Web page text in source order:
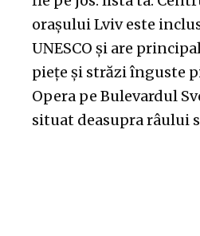
orașului Lviv este
UNESCO și are
piețe și străzi înguste
Opera pe Bulevardul
situat deasupra râului